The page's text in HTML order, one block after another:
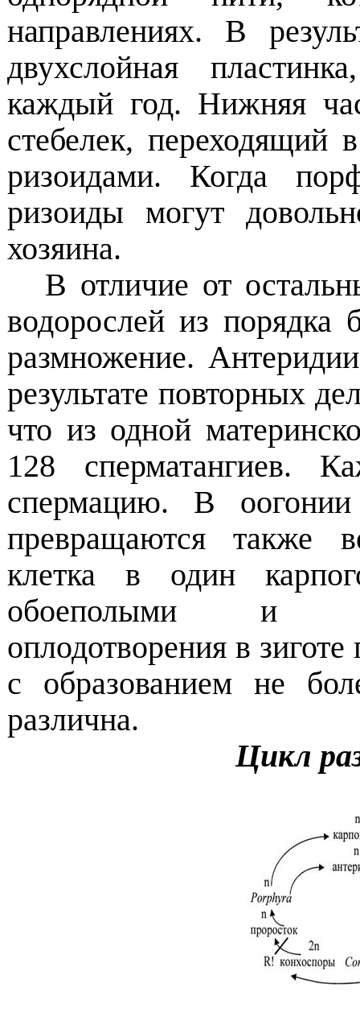
направлениях. В
двухслойная
каждый год. Нижняя
стебелек, переходящий
ризоидами. Когда
ризоиды могут
хозяина.
В отличие от
водорослей из порядка
размножение.
результате повторных
что из одной
128 сперматангиев.
спермацию. В
превращаются также
клетка в один
обоеполыми и
оплодотворения в
с образованием не
различна.
Цикл